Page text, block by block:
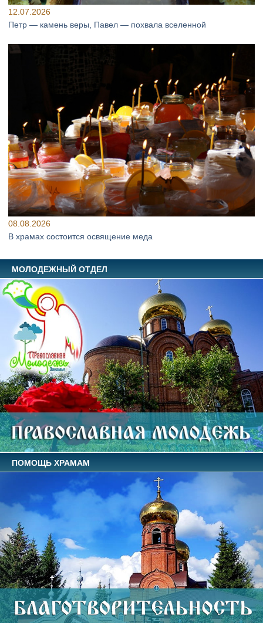
12.07.2026
Петр — камень веры, Павел — похвала вселенной
08.08.2026
В храмах состоится освящение меда
МОЛОДЕЖНЫЙ ОТДЕЛ
ПОМОЩЬ ХРАМАМ